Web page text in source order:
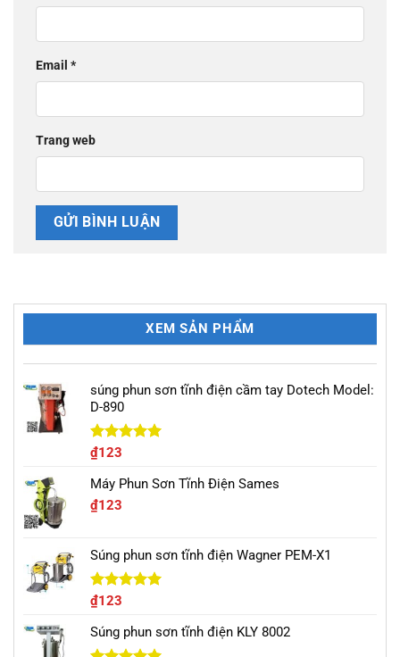
Email *
Trang web
XEM SẢN PHẨM
súng phun sơn tĩnh điện cầm tay Dotech Model:
D-890
Được xếp
5 sao
₫123
Máy Phun Sơn Tĩnh Điện Sames
₫123
Súng phun sơn tĩnh điện Wagner PEM-X1
Được xếp
5 sao
₫123
Súng phun sơn tĩnh điện KLY 8002